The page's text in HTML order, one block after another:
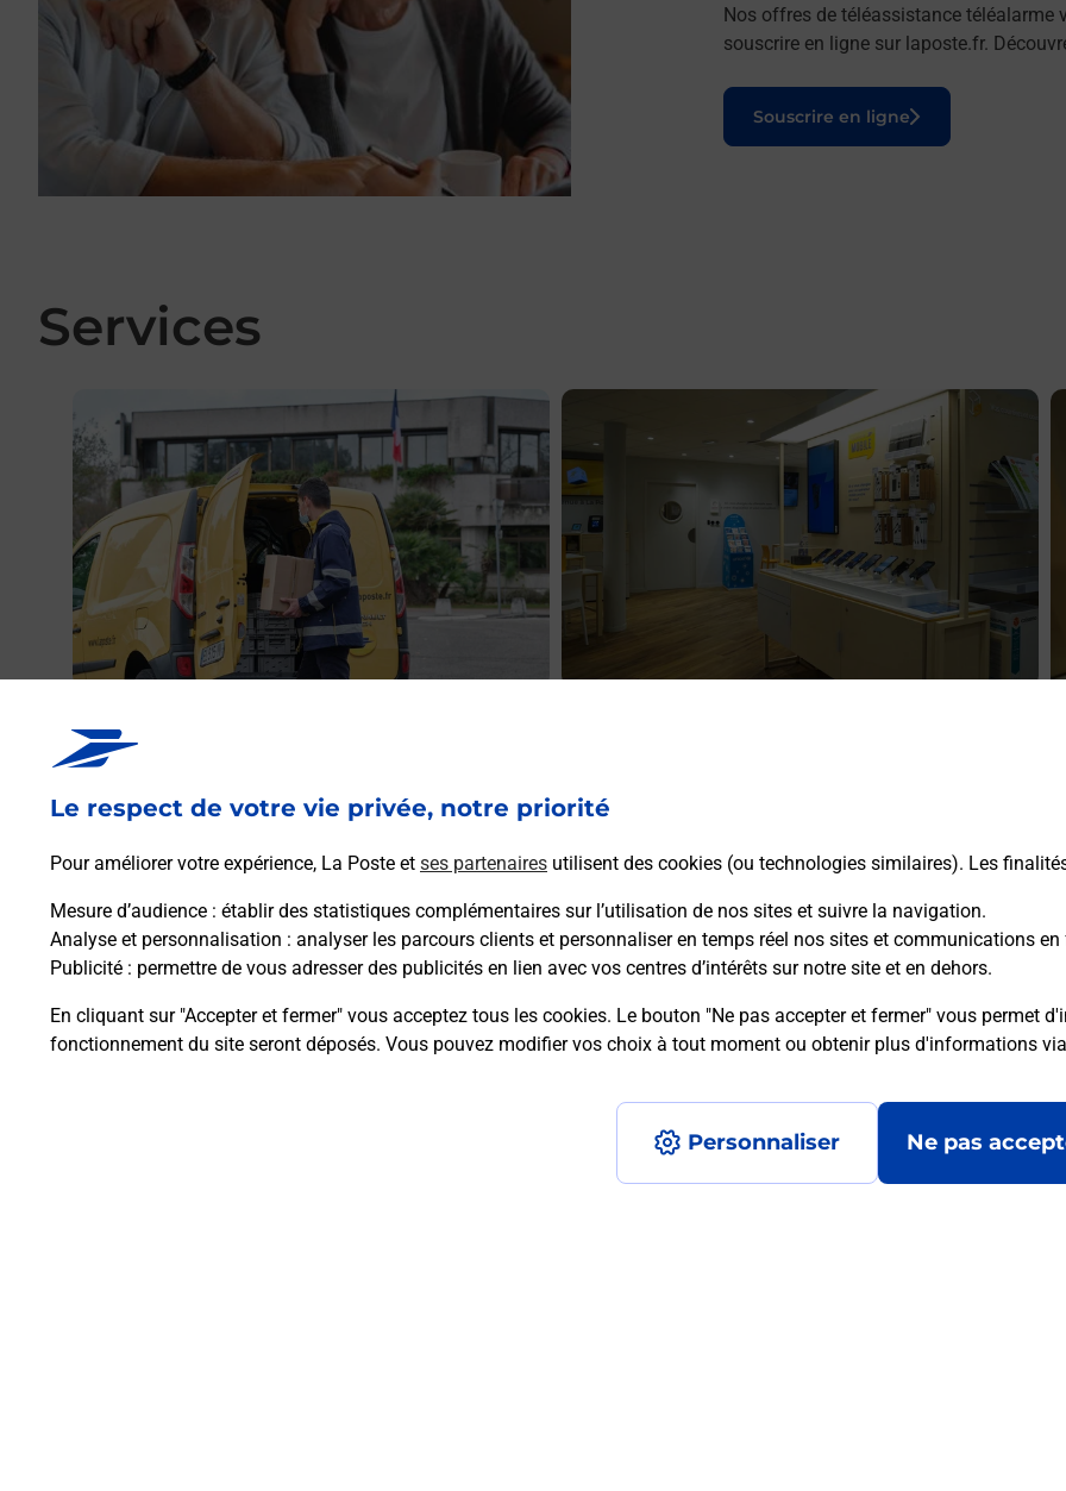
Le respect de votre vie privée, notre priorité
Pour améliorer votre expérience, La Poste et ses partenaires utilisent des cookies (ou technologies similaires). Les
Mesure d’audience : établir des statistiques complémentaires sur l’utilisation de nos sites et suivre la navigation.
Analyse et personnalisation : analyser les parcours clients et personnaliser en temps réel nos sites et communications
Publicité : permettre de vous adresser des publicités en lien avec vos centres d’intérêts sur notre site et en dehors.
En cliquant sur "Accepter et fermer" vous acceptez tous les cookies. Le bouton "Ne pas accepter et fermer" vous permet
fonctionnement du site seront déposés. Vous pouvez modifier vos choix à tout moment ou obtenir plus d'informations via
Personnaliser Ne pas
Nos offres de téléassistance téléalarme
souscrire en ligne sur laposte.fr.
Souscrire en ligne
Le lien s'ouvre dans un nouvel onglet
Services
Vous souhaitez envoyer un colis depuis : BAZEILLES
(08140) ? Découvrez toutes les solutions proposées par
La Poste.
En savoir plus
vous ? Découvrez notre offre de téléphones iPhone Apple
dans vos bureaux de Poste à BAZEILLES (08140) !
Questions fréquemment posées